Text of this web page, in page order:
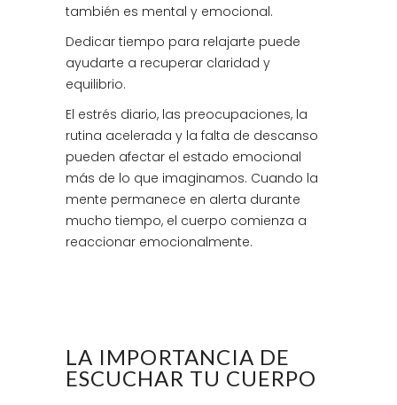
también es mental y emocional.
Dedicar tiempo para relajarte puede
ayudarte a recuperar claridad y
equilibrio.
El estrés diario, las preocupaciones, la
rutina acelerada y la falta de descanso
pueden afectar el estado emocional
más de lo que imaginamos. Cuando la
mente permanece en alerta durante
mucho tiempo, el cuerpo comienza a
reaccionar emocionalmente.
LA IMPORTANCIA DE
ESCUCHAR TU CUERPO